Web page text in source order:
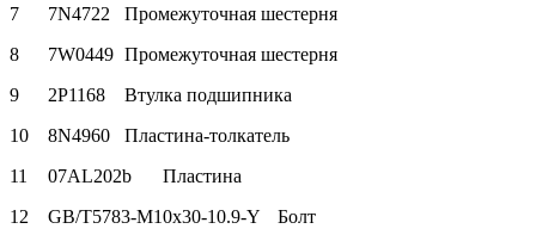
7
7N4722
Промежуточная шестерня
8
7W0449 Промежуточная шестерня
9
2P1168
Втулка подшипника
10
8N4960
Пластина-толкатель
11
07AL202b
Пластина
12
GB/T5783-M10x30-10.9-Y
Болт